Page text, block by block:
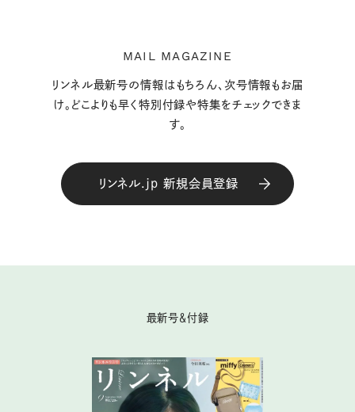
MAIL MAGAZINE
リンネル最新号の情報はもちろん、次号情報もお届
け。どこよりも早く特別付録や特集をチェックできま
す。
リンネル.jp 新規会員登録
最新号＆付録